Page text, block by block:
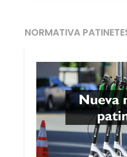
NORMATIVA